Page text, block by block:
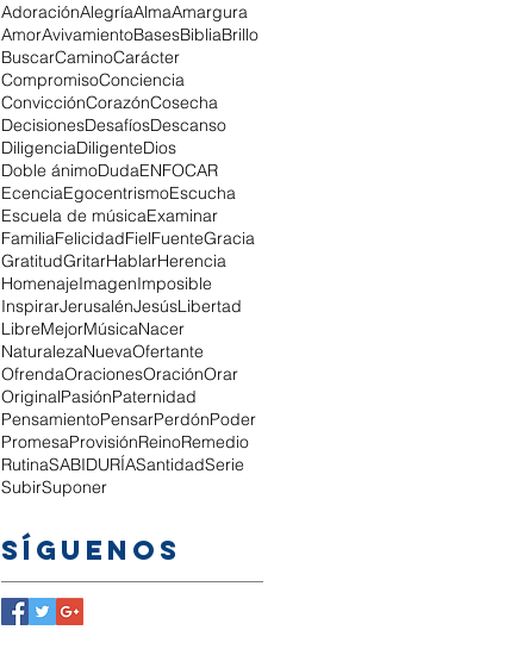
AdoraciónAlegríaAlmaAmargura
AmorAvivamientoBasesBibliaBrillo
BuscarCaminoCarácter
CompromisoConciencia
ConvicciónCorazónCosecha
DecisionesDesafíosDescanso
DiligenciaDiligenteDios
Doble ánimoDudaENFOCAR
EcenciaEgocentrismoEscucha
Escuela de músicaExaminar
FamiliaFelicidadFielFuenteGracia
GratitudGritarHablarHerencia
HomenajeImagenImposible
InspirarJerusalénJesúsLibertad
LibreMejorMúsicaNacer
NaturalezaNuevaOfertante
OfrendaOracionesOraciónOrar
OriginalPasiónPaternidad
PensamientoPensarPerdónPoder
PromesaProvisiónReinoRemedio
RutinaSABIDURÍASantidadSerie
SubirSuponer
Síguenos